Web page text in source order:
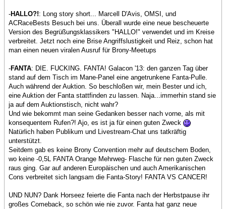
-HALLO?!: Long story short... Marcell D'Avis, OMSI, und
ACRaceBests Besuch bei uns. Überall wurde eine neue bescheuerte
Version des Begrüßungsklassikers "HALLO!" verwendet und im Kreise
verbreitet. Jetzt noch eine Brise Angriffslustigkeit und Reiz, schon hat
man einen neuen viralen Ausruf für Brony-Meetups
-FANTA: DIE. FUCKING. FANTA! Galacon '13: den ganzen Tag über
stand auf dem Tisch im Mane-Panel eine angetrunkene Fanta-Pulle.
Auch während der Auktion. So beschloßen wir, mein Bester und ich,
eine Auktion der Fanta stattfinden zu lassen. Naja...immerhin stand sie
ja auf dem Auktionstisch, nicht wahr?
Und wie bekommt man seine Gedanken besser nach vorne, als mit
konsequentem Rufen?! Ajo, es ist ja für einen guten Zweck
Natürlich haben Publikum und Livestream-Chat uns tatkräftig
unterstützt.
Seitdem gab es keine Brony Convention mehr auf deutschem Boden,
wo keine -0,5L FANTA Orange Mehrweg- Flasche für nen guten Zweck
raus ging. Gar auf anderen Europäischen und auch Amerikanischen
Cons verbreitet sich langsam die Fanta-Story! FANTA VS CANCER!
UND NUN? Dank Horseez feierte die Fanta nach der Herbstpause ihr
großes Comeback, so schön wie nie zuvor. Fanta hat ganz neue